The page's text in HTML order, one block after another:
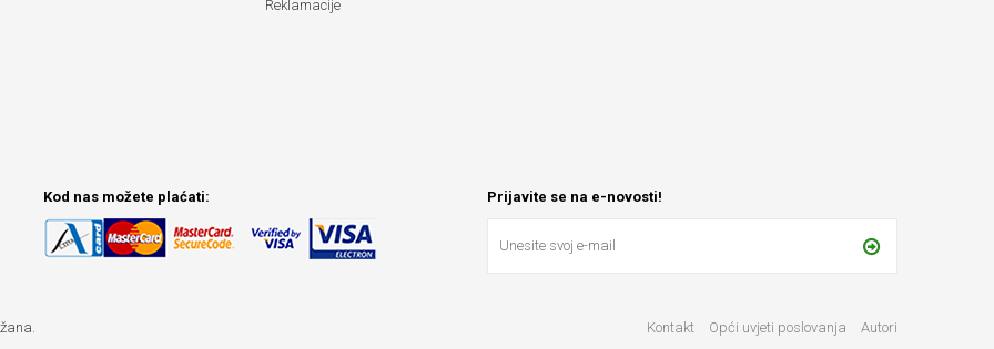
Reklamacije
Kod nas možete plaćati: Prijavite se na e-novosti!
Kontakt Opći uvjeti poslovanja Autori